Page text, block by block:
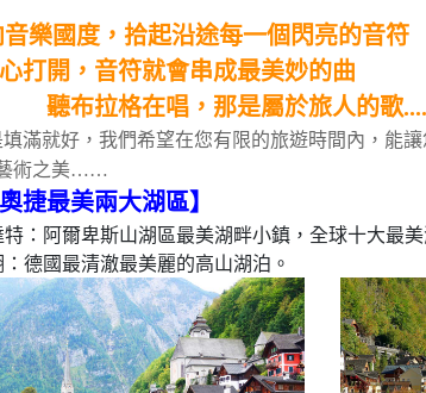
樂國度，拾起沿途每一個閃亮的音符
，音符就會串成最美妙的曲
格在唱，那是屬於旅人的歌
滿就好，我們希望在您有限的旅遊時間內，能
術之美……
捷最美兩大湖區】
：阿爾卑斯山湖區最美湖畔小鎮，全球十大最
德國最清澈最美麗的高山湖泊。